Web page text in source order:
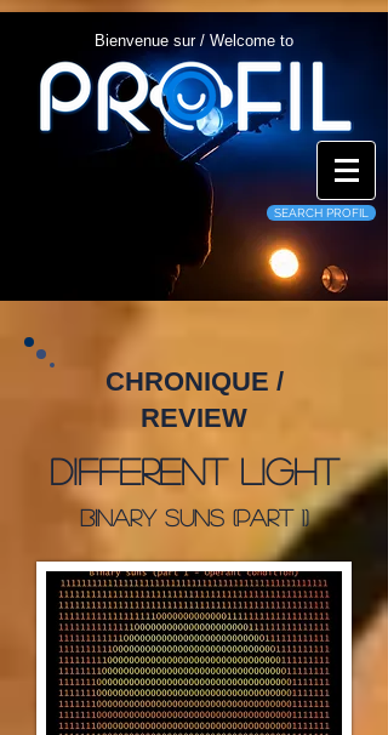
Bienvenue sur / Welcome to
SEARCH PROFIL
CHRONIQUE /
REVIEW
Different Light
Binary Suns (Part 1)